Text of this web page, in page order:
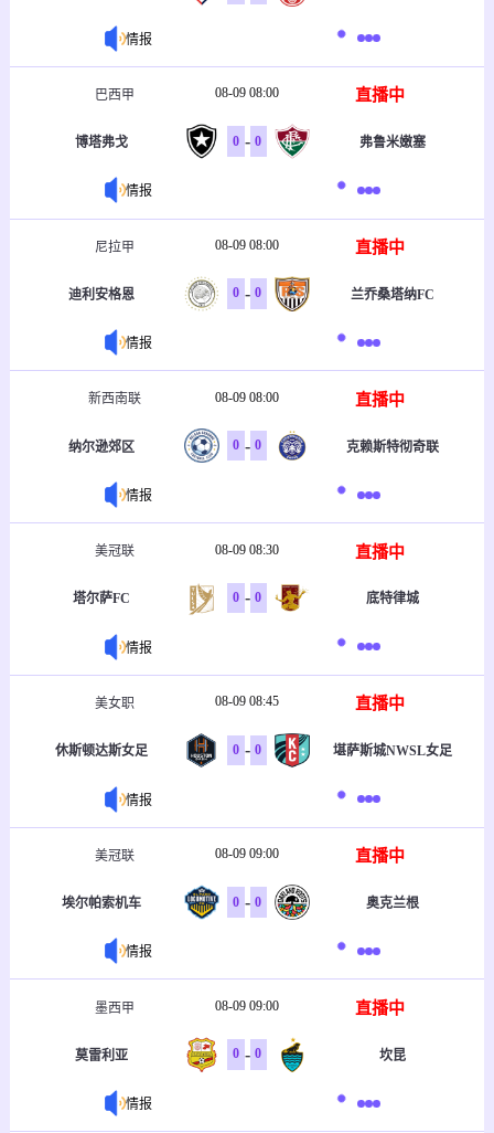
情报
巴西甲 08-09 08:00 直播中
博塔弗戈 0 - 0 弗鲁米嫩塞
情报
尼拉甲 08-09 08:00 直播中
迪利安格恩 0 - 0 兰乔桑塔纳FC
情报
新西南联 08-09 08:00 直播中
纳尔逊郊区 0 - 0 克赖斯特彻奇联
情报
美冠联 08-09 08:30 直播中
塔尔萨FC 0 - 0 底特律城
情报
美女职 08-09 08:45 直播中
休斯顿达斯女足 0 - 0 堪萨斯城NWSL女足
情报
美冠联 08-09 09:00 直播中
埃尔帕索机车 0 - 0 奥克兰根
情报
墨西甲 08-09 09:00 直播中
莫雷利亚 0 - 0 坎昆
情报